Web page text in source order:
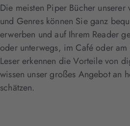
Die meisten Piper Bücher
und Genres können Sie ganz
erwerben und auf Ihrem Reader
oder unterwegs, im Café oder
Leser erkennen die Vorteile von
wissen unser großes Angebot an
schätzen.